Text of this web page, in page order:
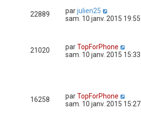
22889 parjulien25
sam. 10 janv. 2015 19:55
21020 parTopForPhone
sam. 10 janv. 2015 15:33
16258 parTopForPhone
sam. 10 janv. 2015 15:27